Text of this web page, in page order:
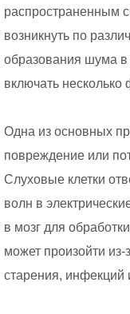
распространенным
возникнуть по
образования шума
включать несколько
Одна из основных
повреждение или
Слуховые клетки
волн в
в мозг для
может произойти из-
старения, инфекций